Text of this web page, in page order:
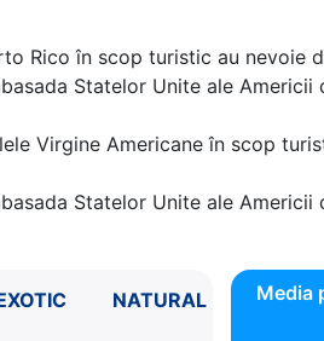
SUA 07:00 -
Rico în scop turistic au nevoie
Statelor Unite ale Americii
Virgine Americane în scop
Statelor Unite ale Americii
NATURAL Media